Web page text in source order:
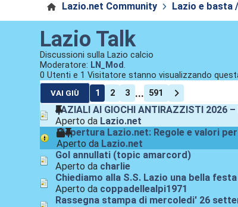
Lazio.net Community Lazio e basta
Lazio Talk
Discussioni sulla Lazio calcio
Moderatore: LN_Mod.
0 Utenti e 1 Visitatore stanno visualizzando
VAI GIÙ 1 2 3 ... 591
LAZIALI AI GIOCHI ANTIRAZZISTI 2026
Aperto da Lazio.net
Riapertura Lazio.net: Regole e valori
Aperto da Lazio.net
Gol annullati (topic amarcord)
Aperto da charlie
Chiediamo alla S.S. Lazio una bella
Aperto da coppadellealpi1971
Rassegna stampa di mercoledi' 26